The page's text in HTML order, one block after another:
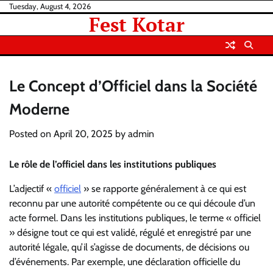
Skip
content
Tuesday, August 4, 2026
Fest Kotar
Le Concept d’Officiel dans la Société
Moderne
Posted on April 20, 2025 by admin
Le rôle de l’officiel dans les institutions publiques
L’adjectif « officiel » se rapporte généralement à ce qui est
reconnu par une autorité compétente ou ce qui découle d’un
acte formel. Dans les institutions publiques, le terme « officiel
» désigne tout ce qui est validé, régulé et enregistré par une
autorité légale, qu’il s’agisse de documents, de décisions ou
d’événements. Par exemple, une déclaration officielle du